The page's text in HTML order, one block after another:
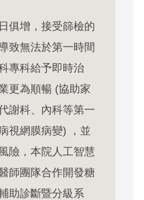
俱增，接受篩檢的
致無法於第一時間
專科給予即時治
更為順暢 (協助家
謝科、內科等第一
視網膜病變) ，並
險，本院人工智慧
師團隊合作開發糖
助診斷暨分級系